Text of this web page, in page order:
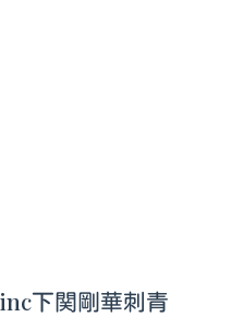
下関剛華刺青